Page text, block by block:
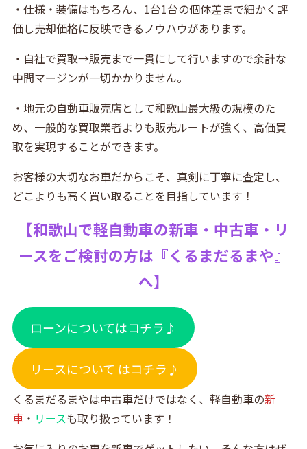
・仕様・装備はもちろん、1台1台の個体差まで細かく評
価し売却価格に反映できるノウハウがあります。
・自社で買取→販売まで一貫にして行いますので余計な
中間マージンが一切かかりません。
・地元の自動車販売店として和歌山最大級の規模のた
め、一般的な買取業者よりも販売ルートが強く、高価買
取を実現することができます。
お客様の大切なお車だからこそ、真剣に丁寧に査定し、
どこよりも高く買い取ることを目指しています！
【和歌山で軽自動車の新車・中古車・リ
ースをご検討の方は『くるまだるまや』
へ】
ローンについてはコチラ♪
リースについて はコチラ♪
くるまだるまやは中古車だけではなく、軽自動車の新
車・ リースも取り扱っています！